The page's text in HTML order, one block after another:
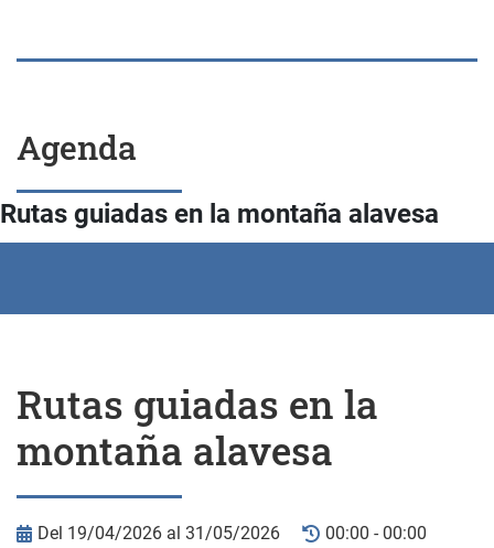
Agenda
Rutas guiadas en la montaña alavesa
Rutas guiadas en la
montaña alavesa
Del 19/04/2026 al 31/05/2026
00:00 - 00:00